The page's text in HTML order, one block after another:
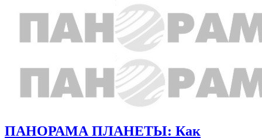
ПАНОРАМА ПЛАНЕТЫ: Как